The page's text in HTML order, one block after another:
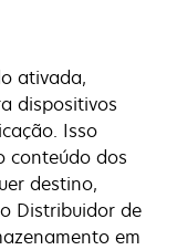
ativada,
dispositivos
Isso
conteúdo dos
destino,
Distribuidor de
em